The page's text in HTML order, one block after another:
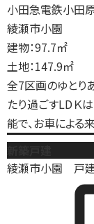
小田急電鉄小田
綾瀬市小園
建物：97.7㎡
土地：147.9㎡
全7区画のゆとり
たり過ごすLDＫ
能で、お車による
綾瀬市小園 戸